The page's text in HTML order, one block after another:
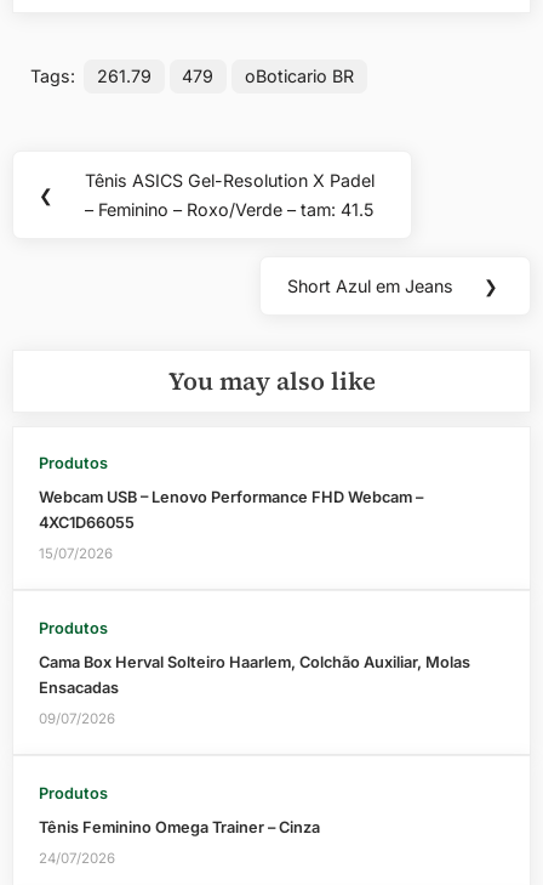
Tags: 261.79 479 oBoticario BR
Navegação
de
❮
Previous
Post:
Tênis ASICS Gel-Resolution X Padel
– Feminino – Roxo/Verde – tam: 41.5
Next
Short Azul em Jeans ❯
You may also like
Produtos
Webcam USB – Lenovo Performance FHD Webcam –
4XC1D66055
15/07/2026
Produtos
Cama Box Herval Solteiro Haarlem, Colchão Auxiliar, Molas
Ensacadas
09/07/2026
Produtos
Tênis Feminino Omega Trainer – Cinza
24/07/2026